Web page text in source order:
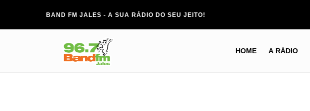
BAND FM JALES - A SUA RÁDIO DO SEU JEITO!
HOME A RÁDIO